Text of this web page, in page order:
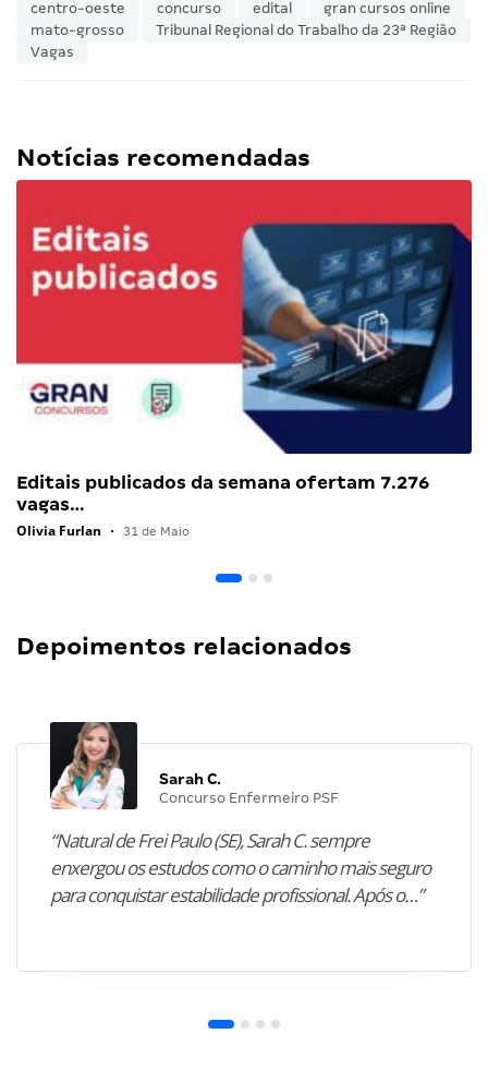
centro-oeste concurso edital
gran cursos online
mato-grosso
Tribunal Regional do Trabalho da 23ª Região
Vagas
Notícias recomendadas
Editais publicados da semana ofertam 7.276
vagas…
Olivia Furlan • 31 de Maio
Depoimentos relacionados
Sarah C.
Concurso Enfermeiro PSF
“Natural de Frei Paulo (SE), Sarah C. sempre
enxergou os estudos como o caminho mais seguro
para conquistar estabilidade profissional. Após o…”